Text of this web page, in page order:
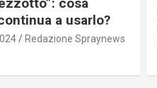
a usarlo?
Redazione Spraynews